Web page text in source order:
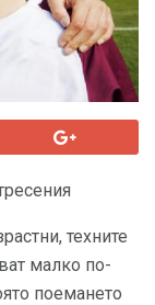
техните
малко по-
поемането